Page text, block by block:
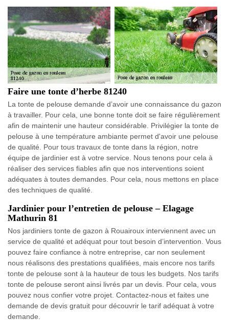
Faire une tonte d’herbe 81240
La tonte de pelouse demande d’avoir une connaissance du gazon
à travailler. Pour cela, une bonne tonte doit se faire régulièrement
afin de maintenir une hauteur considérable. Privilégier la tonte de
pelouse à une température ambiante permet d'avoir une pelouse
de qualité. Pour tous travaux de tonte dans la région, notre
équipe de jardinier est à votre service. Nous tenons pour cela à
réaliser des services fiables afin que nos interventions soient
adéquates à toutes demandes. Pour cela, nous mettons en place
des techniques de qualité.
Jardinier pour l’entretien de pelouse – Elagage
Mathurin 81
Nos jardiniers tonte de gazon à Rouairoux interviennent avec un
service de qualité et adéquat pour tout besoin d’intervention. Vous
pouvez faire confiance à notre entreprise, car non seulement
nous réalisons des prestations qualifiées, mais encore nos tarifs
tonte de pelouse sont à la hauteur de tous les budgets. Nos tarifs
tonte de pelouse seront ainsi livrés par un devis. Pour cela, vous
pouvez nous confier votre projet. Contactez-nous et faites une
demande de devis gratuit pour découvrir le tarif adéquat à votre
demande.